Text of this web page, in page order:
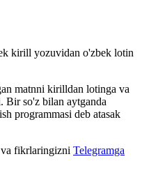
kirill yozuvidan o'zbek lotin
matnni kirilldan lotinga va
Bir so'z bilan aytganda
programmasi deb atasak
fikrlaringizni Telegramga